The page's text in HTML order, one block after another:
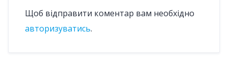
Щоб відправити коментар вам необхідно
авторизуватись.